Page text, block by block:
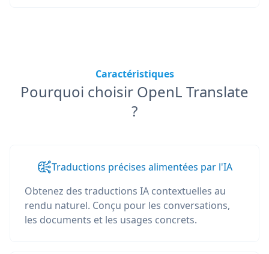
Caractéristiques
Pourquoi choisir OpenL Translate
?
Traductions précises alimentées par l'IA
Obtenez des traductions IA contextuelles au
rendu naturel. Conçu pour les conversations,
les documents et les usages concrets.